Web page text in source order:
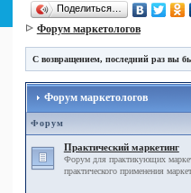
Поделиться…
Форум маркетологов
С возвращением, последний раз вы
Форум маркетологов
Форум
Практический маркетинг
Форум для практикующих
практического применения